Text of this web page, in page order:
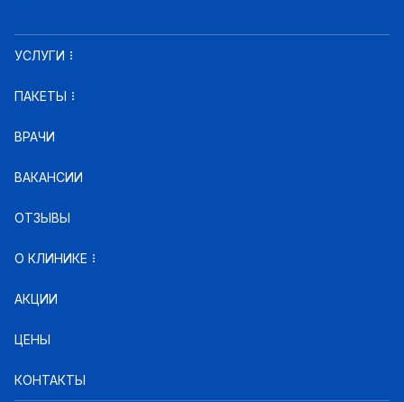
УСЛУГИ
ПАКЕТЫ
ВРАЧИ
ВАКАНСИИ
ОТЗЫВЫ
О КЛИНИКЕ
АКЦИИ
ЦЕНЫ
КОНТАКТЫ